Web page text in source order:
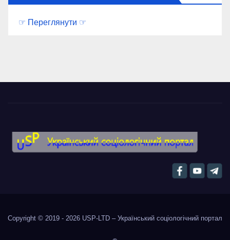
☞ Переглянути ☞
Copyright © 2019 - 2026 USP-LTD – Український соціологічний портал